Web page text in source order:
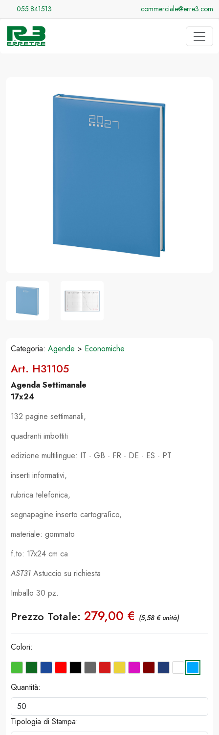
055.841513 commerciale@erre3.com
Categoria: Agende > Economiche
Art. H31105
Agenda Settimanale
17x24
132 pagine settimanali,
quadranti imbottiti
edizione multilingue: IT - GB - FR - DE - ES - PT
inserti informativi,
rubrica telefonica,
segnapagine inserto cartograﬁco,
materiale: gommato
f.to: 17x24 cm ca
AST31 Astuccio su richiesta
Imballo 30 pz.
Prezzo Totale: 279,00 € (5,58 € unità)
Colori:
Quantità:
Tipologia di Stampa: